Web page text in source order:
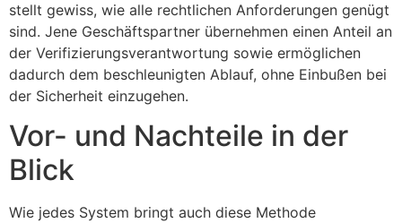
stellt gewiss, wie alle rechtlichen Anforderungen genügt
sind. Jene Geschäftspartner übernehmen einen Anteil an
der Verifizierungsverantwortung sowie ermöglichen
dadurch dem beschleunigten Ablauf, ohne Einbußen bei
der Sicherheit einzugehen.
Vor- und Nachteile in der
Blick
Wie jedes System bringt auch diese Methode